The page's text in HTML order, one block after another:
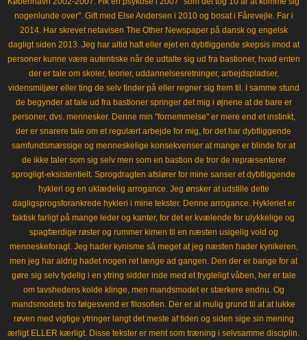
nogenlunde over". Gift med Else Andersen i 2010 og bosat i Fårevejle. Far i
2014. Har skrevet netavisen The Other Newspaper på dansk og engelsk
dagligt siden 2013. Jeg har altid haft eller ejet en dybtliggende skepsis imod at
personer kunne være autentiske når de udtalte sig ud fra bastioner, hvad enten
der er tale om skoler, teorier, uddannelsesretninger, arbejdspladser,
vidensmiljøer eller ting de selv finder på eller regner sig frem til. I samme stund
de begynder at tale ud fra bastioner springer det mig i øjnene at de bare er
personer, dvs. mennesker. Denne min "fornemmelse" er mere end et instinkt,
der er snarere tale om et regulært arbejde for mig, for det har dybtliggende
samfundsmæssige og menneskelige konsekvenser at mange er blinde for at
de ikke taler som sig selv men som en bastion de tror de repræsenterer
sprogligt-eksistentielt. Sprogdragten afslører for mine sanser et dybtliggende
hykleri og en uklædelig arrogance. Jeg ønsker at udstille dette
dagligsprogsforankrede hykleri i mine tekster. Denne arrogance. Hykleriet er
faktisk farligt på mange leder og kanter, for det er kvælende for ulykkelige og
spagfærdige røster og rummer kimen til en næsten usigelig vold og
menneskeforagt. Jeg hader kynisme så meget at jeg næsten hader kynikeren,
men jeg har aldrig hadet nogen ret længe ad gangen. Den der er bange for at
gøre sig selv tydelig i en ytring sidder inde med et frygteligt våben, her er tale
om tavshedens kolde klinge, men mandsmodet er stærkere endnu. Og
mandsmodets tro følgesvend er filosofien. Der er al mulig grund til at at lukke
røven med vigtige ytringer langt det meste af tiden og siden sige sin mening
ærligt ELLER kærligt. Disse tekster er ment som træning i selvsamme disciplin.